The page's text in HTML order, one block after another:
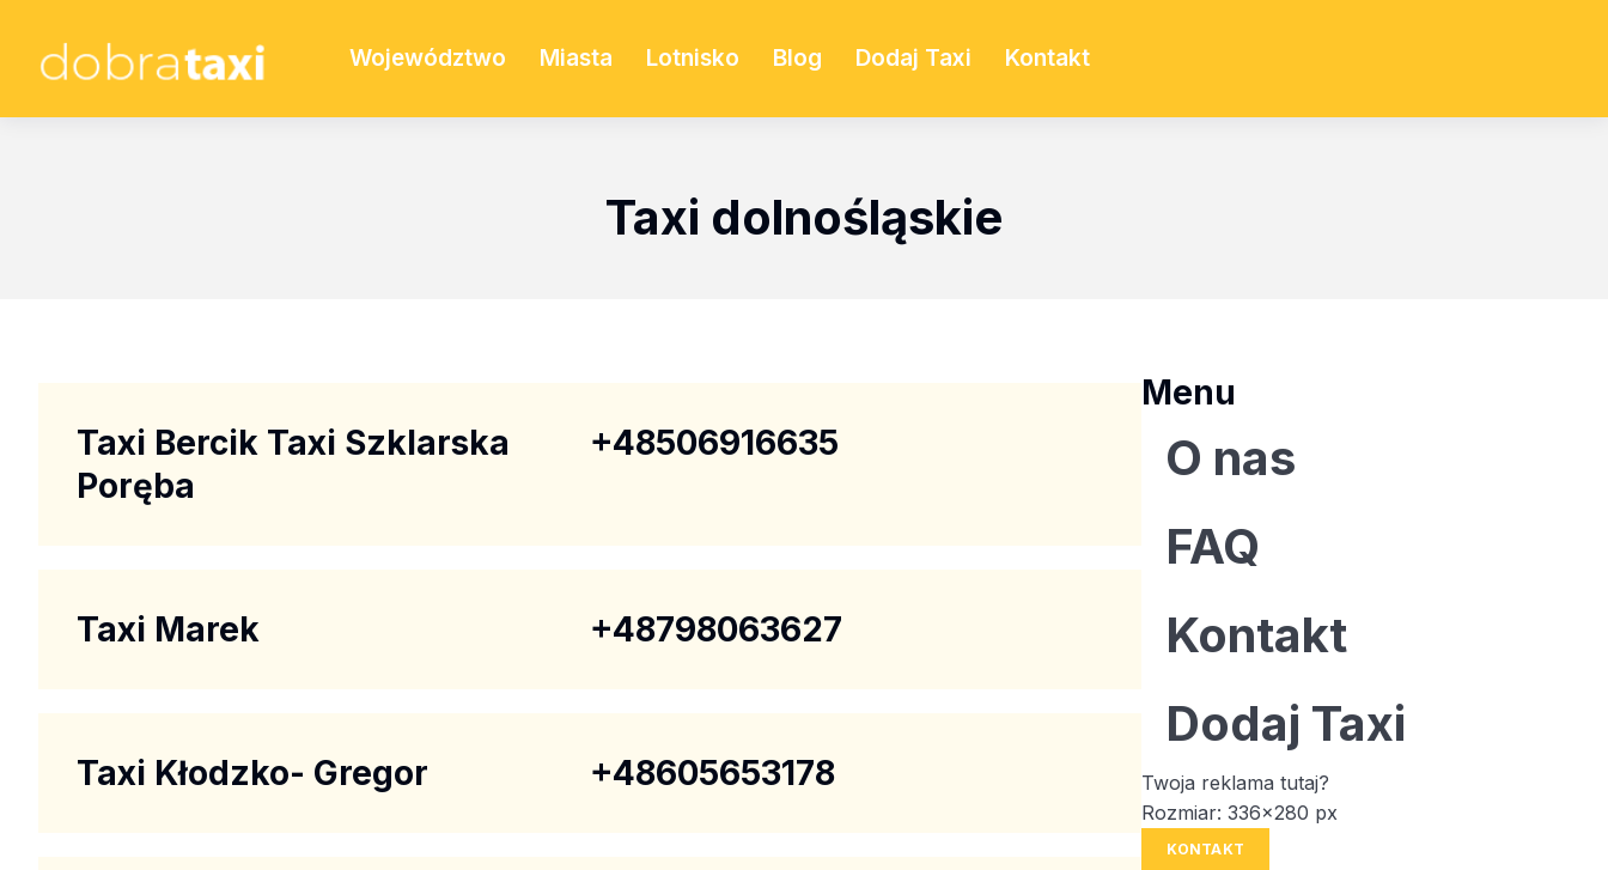
Województwo Miasta Lotnisko Blog Dodaj Taxi Kontakt
Taxi dolnośląskie
Taxi Bercik Taxi Szklarska
Poręba
+48506916635
Taxi Marek +48798063627
Taxi Kłodzko- Gregor +48605653178
Menu
O nas
FAQ
Kontakt
Dodaj Taxi
Twoja reklama tutaj?
Rozmiar: 336x280 px
KONTAKT